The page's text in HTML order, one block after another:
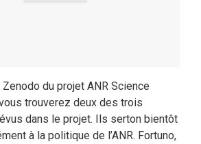
du projet ANR Science
trouverez deux des trois
dans le projet. Ils serton bientôt
à la politique de l’ANR. Fortuno,